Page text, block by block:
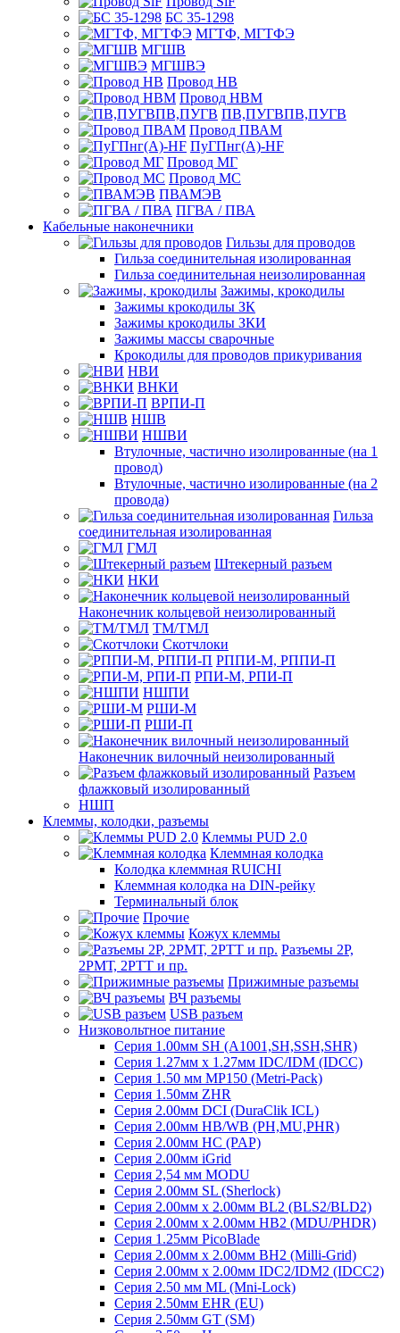
БС 35-1298
МГТФ, МГТФЭ
МГШВ
МГШВЭ
Провод НВ
Провод НВМ
ПВ,ПУГВПВ,ПУГВ
Провод ПВАМ
ПуГПнг(A)-HF
Провод МГ
Провод МС
ПВАМЭВ
ПГВА / ПВА
Кабельные наконечники
Гильзы для проводов
Гильза соединительная изолированная
Гильза соединительная неизолированная
Зажимы, крокодилы
Зажимы крокодилы ЗК
Зажимы крокодилы ЗКИ
Зажимы массы сварочные
Крокодилы для проводов прикуривания
НВИ
ВНКИ
ВРПИ-П
НШВ
НШВИ
Втулочные, частично изолированные (на 1
провод)
Втулочные, частично изолированные (на 2
провода)
Гильза
соединительная изолированная
ГМЛ
Штекерный разъем
НКИ
Наконечник кольцевой неизолированный
ТМ/ТМЛ
Скотчлоки
РППИ-М, РППИ-П
РПИ-М, РПИ-П
НШПИ
РШИ-М
РШИ-П
Наконечник вилочный неизолированный
Разъем
флажковый изолированный
НШП
Клеммы, колодки, разъемы
Клеммы PUD 2.0
Клеммная колодка
Колодка клеммная RUICHI
Клеммная колодка на DIN-рейку
Терминальный блок
Прочие
Кожух клеммы
Разъемы 2Р,
2РМТ, 2РТТ и пр.
Прижимные разъемы
ВЧ разъемы
USB разъем
Низковольтное питание
Серия 1.00мм SH (A1001,SH,SSH,SHR)
Серия 1.27мм x 1.27мм IDC/IDM (IDCC)
Серия 1.50 мм MP150 (Metri-Pack)
Серия 1.50мм ZHR
Серия 2.00мм DCI (DuraClik ICL)
Серия 2.00мм HB/WB (PH,MU,PHR)
Серия 2.00мм HC (PAP)
Серия 2.00мм iGrid
Серия 2,54 мм MODU
Серия 2.00мм SL (Sherlock)
Серия 2.00мм x 2.00мм BL2 (BLS2/BLD2)
Серия 2.00мм x 2.00мм HB2 (MDU/PHDR)
Серия 1.25мм PicoBlade
Серия 2.00мм х 2.00мм BH2 (Milli-Grid)
Серия 2.00мм х 2.00мм IDC2/IDM2 (IDCC2)
Серия 2.50 мм ML (Mni-Lock)
Серия 2.50мм EHR (EU)
Серия 2.50мм GT (SM)